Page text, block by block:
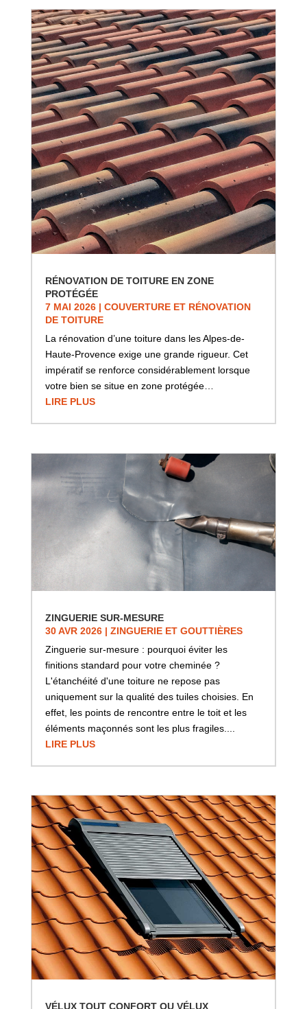
RÉNOVATION DE TOITURE EN ZONE
PROTÉGÉE
7 MAI 2026| COUVERTURE ET RÉNOVATION
DE TOITURE
La rénovation d’une toiture dans les Alpes-de-
Haute-Provence exige une grande rigueur. Cet
impératif se renforce considérablement lorsque
votre bien se situe en zone protégée…
LIRE PLUS
ZINGUERIE SUR-MESURE
30 AVR 2026| ZINGUERIE ET GOUTTIÈRES
Zinguerie sur-mesure : pourquoi éviter les
finitions standard pour votre cheminée ?
L'étanchéité d'une toiture ne repose pas
uniquement sur la qualité des tuiles choisies. En
effet, les points de rencontre entre le toit et les
éléments maçonnés sont les plus fragiles....
LIRE PLUS
VÉLUX TOUT CONFORT OU VÉLUX